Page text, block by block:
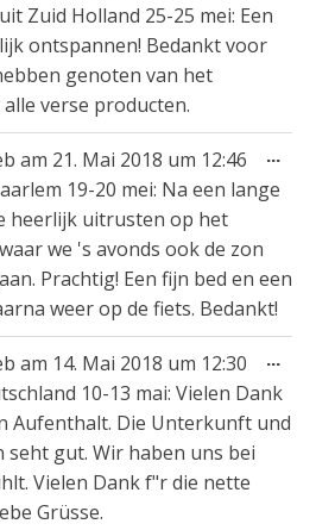
Zuid Holland 25-25 mei: Een
ontspannen! Bedankt voor
genoten van het
verse producten.
am 21. Mai 2018 um 12:46
19-20 mei: Na een lange
heerlijk uitrusten op het
we 's avonds ook de zon
Prachtig! Een fijn bed en een
weer op de fiets. Bedankt!
...
am 14. Mai 2018 um 12:30
10-13 mai: Vielen Dank
Aufenthalt. Die Unterkunft und
seht gut. Wir haben uns bei
Vielen Dank f"r die nette
Grüsse.
...